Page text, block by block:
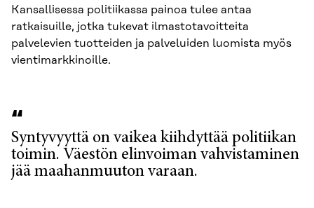
Kansallisessa politiikassa painoa tulee antaa
ratkaisuille, jotka tukevat ilmastotavoitteita
palvelevien tuotteiden ja palveluiden luomista myös
vientimarkkinoille.
Syntyvyyttä on vaikea kiihdyttää politiikan
toimin. Väestön elinvoiman vahvistaminen
jää maahanmuuton varaan.